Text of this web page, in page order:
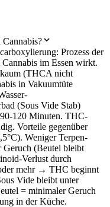
Prozess der
im Essen wirkt.
(THCA nicht
in Vakuumtüte
(Sous Vide Stab)
120 Minuten. THC-
Vorteile gegenüber
Weniger Terpen-
Geruch (Beutel bleibt
Verlust durch
mehr → THC beginnt
Vide bleibt unter
= minimaler Geruch
in der Küche.